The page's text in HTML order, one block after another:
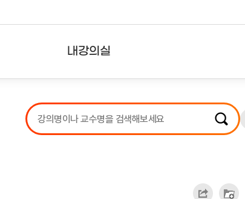
내강의실
강의리스트
수강확인증강의